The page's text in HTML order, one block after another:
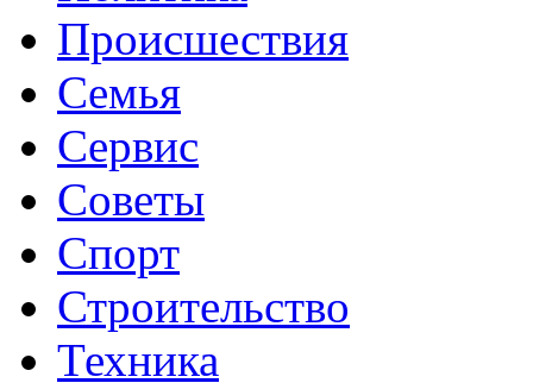
Происшествия
Семья
Сервис
Советы
Спорт
Строительство
Техника